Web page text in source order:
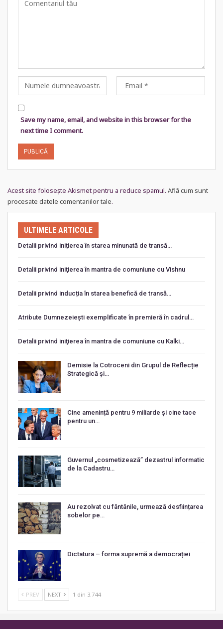
Save my name, email, and website in this browser for the
next time I comment.
Acest site folosește Akismet pentru a reduce spamul. Află cum sunt
procesate datele comentariilor tale.
ULTIMELE ARTICOLE
Detalii privind inițierea în starea minunată de transă…
Detalii privind iniţierea în mantra de comuniune cu Vishnu
Detalii privind inducția în starea benefică de transă…
Atribute Dumnezeiești exemplificate în premieră în cadrul…
Detalii privind iniţierea în mantra de comuniune cu Kalki…
Demisie la Cotroceni din Grupul de Reflecție
Strategică și…
Cine amenință pentru 9 miliarde și cine tace
pentru un…
Guvernul „cosmetizează” dezastrul informatic
de la Cadastru…
Au rezolvat cu fântânile, urmează desființarea
sobelor pe…
Dictatura – forma supremă a democrației
PREV NEXT 1 din 3.744